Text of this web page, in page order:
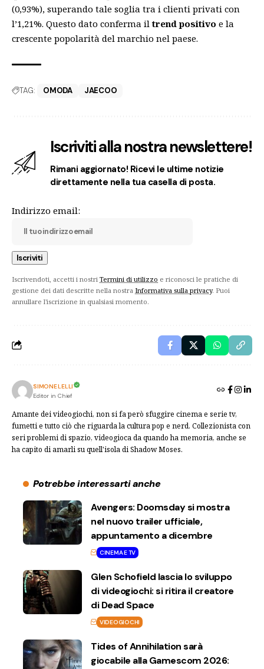
(0,93%), superando tale soglia tra i clienti privati con
l’1,21%. Questo dato conferma iltrend positivo e la
crescente popolarità del marchio nel paese.
TAG: OMODA JAECOO
Iscriviti alla nostra newslettere!
Rimani aggiornato! Ricevi le ultime notizie
direttamente nella tua casella di posta.
Indirizzo email:
Iscrivendoti, accetti i nostri Termini di utilizzo e riconosci le pratiche di
gestione dei dati descritte nella nostra Informativa sulla privacy. Puoi
annullare l'iscrizione in qualsiasi momento.
SIMONE LELLI
Editor in Chief
Amante dei videogiochi, non si fa però sfuggire cinema e serie tv,
fumetti e tutto ciò che riguarda la cultura pop e nerd. Collezionista con
seri problemi di spazio, videogioca da quando ha memoria, anche se
ha capito di amarli su quell'isola di Shadow Moses.
Potrebbe interessarti anche
Avengers: Doomsday si mostra
nel nuovo trailer ufficiale,
appuntamento a dicembre
CINEMA E TV
Glen Schofield lascia lo sviluppo
di videogiochi: si ritira il creatore
di Dead Space
VIDEOGIOCHI
Tides of Annihilation sarà
giocabile alla Gamescom 2026: